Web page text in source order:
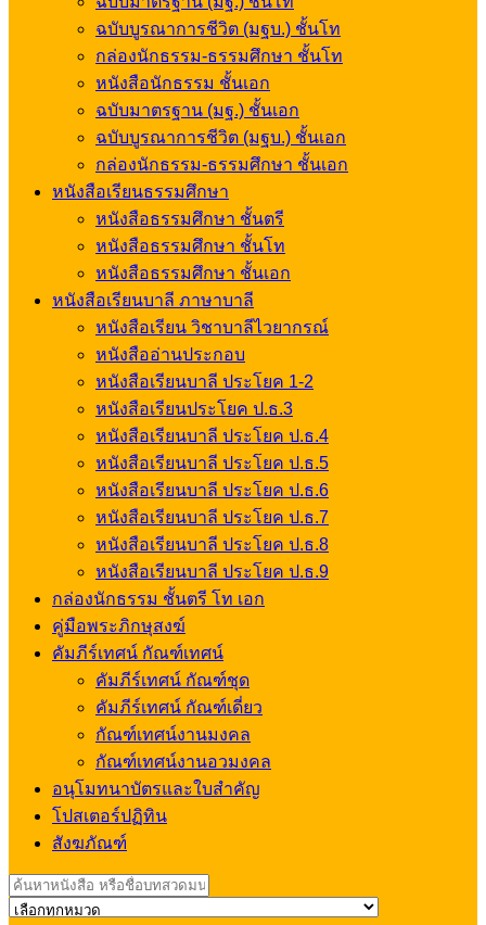
ฉบับบูรณาการชีวิต (มฐบ.) ชั้นโท
กล่องนักธรรม-ธรรมศึกษา ชั้นโท
หนังสือนักธรรม ชั้นเอก
ฉบับมาตรฐาน (มฐ.) ชั้นเอก
ฉบับบูรณาการชีวิต (มฐบ.) ชั้นเอก
กล่องนักธรรม-ธรรมศึกษา ชั้นเอก
หนังสือเรียนธรรมศึกษา
หนังสือธรรมศึกษา ชั้นตรี
หนังสือธรรมศึกษา ชั้นโท
หนังสือธรรมศึกษา ชั้นเอก
หนังสือเรียนบาลี ภาษาบาลี
หนังสือเรียน วิชาบาลีไวยากรณ์
หนังสืออ่านประกอบ
หนังสือเรียนบาลี ประโยค 1-2
หนังสือเรียนประโยค ป.ธ.3
หนังสือเรียนบาลี ประโยค ป.ธ.4
หนังสือเรียนบาลี ประโยค ป.ธ.5
หนังสือเรียนบาลี ประโยค ป.ธ.6
หนังสือเรียนบาลี ประโยค ป.ธ.7
หนังสือเรียนบาลี ประโยค ป.ธ.8
หนังสือเรียนบาลี ประโยค ป.ธ.9
กล่องนักธรรม ชั้นตรี โท เอก
คู่มือพระภิกษุสงฆ์
คัมภีร์เทศน์ กัณฑ์เทศน์
คัมภีร์เทศน์ กัณฑ์ชุด
คัมภีร์เทศน์ กัณฑ์เดี่ยว
กัณฑ์เทศน์งานมงคล
กัณฑ์เทศน์งานอวมงคล
อนุโมทนาบัตรและใบสำคัญ
โปสเตอร์ปฏิทิน
สังฆภัณฑ์
Search
for: